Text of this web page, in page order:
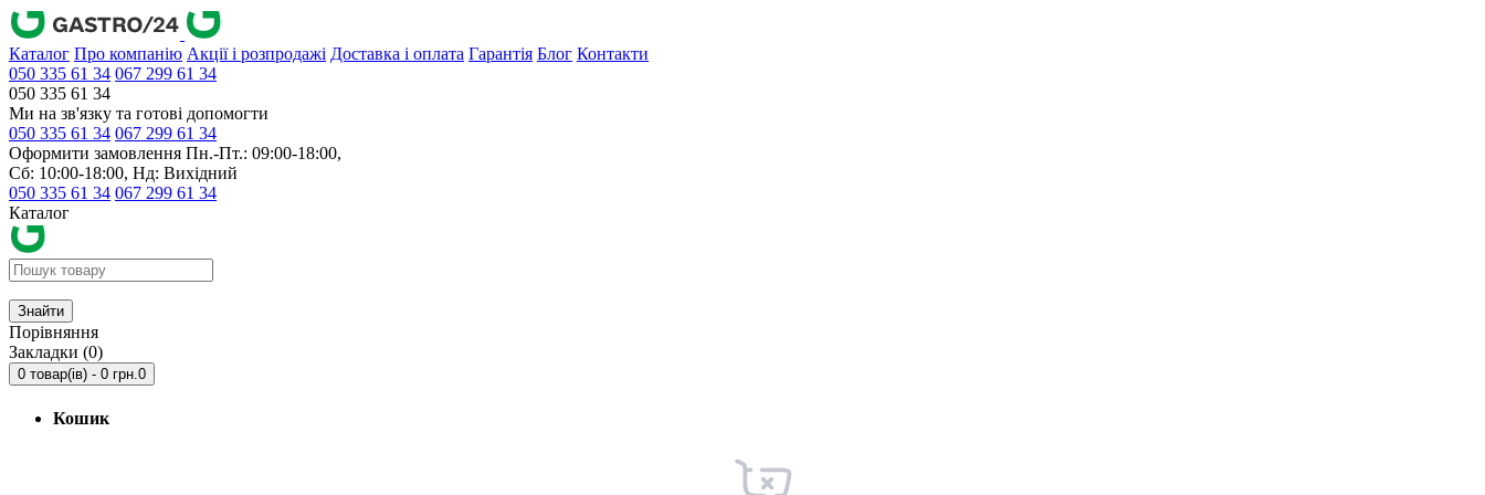
Каталог Про компанію Акції і розпродажі Доставка і оплата Гарантія Блог Контакти
050 335 61 34 067 299 61 34
050 335 61 34
Ми на зв'язку та готові допомогти
050 335 61 34 067 299 61 34
Оформити замовлення Пн.-Пт.: 09:00-18:00,
Сб: 10:00-18:00, Нд: Вихідний
050 335 61 34 067 299 61 34
Каталог
Знайти
Порівняння
Закладки (0)
0 товар(ів) - 0 грн.0
Кошик